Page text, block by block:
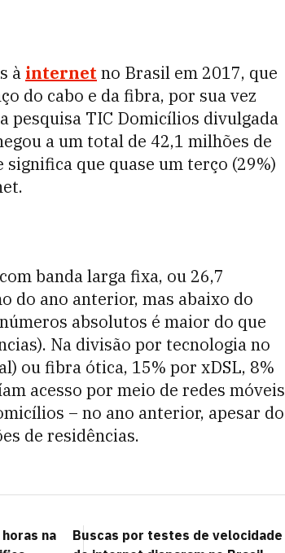
à internet no Brasil em 2017, que
do cabo e da fibra, por sua vez
pesquisa TIC Domicílios divulgada
a um total de 42,1 milhões de
que quase um terço (29%)
banda larga fixa, ou 26,7
do ano anterior, mas abaixo do
absolutos é maior do que
Na divisão por tecnologia no
ou fibra ótica, 15% por xDSL, 8%
acesso por meio de redes móveis
– no ano anterior, apesar do
de residências.
na
Buscas por testes de velocidade